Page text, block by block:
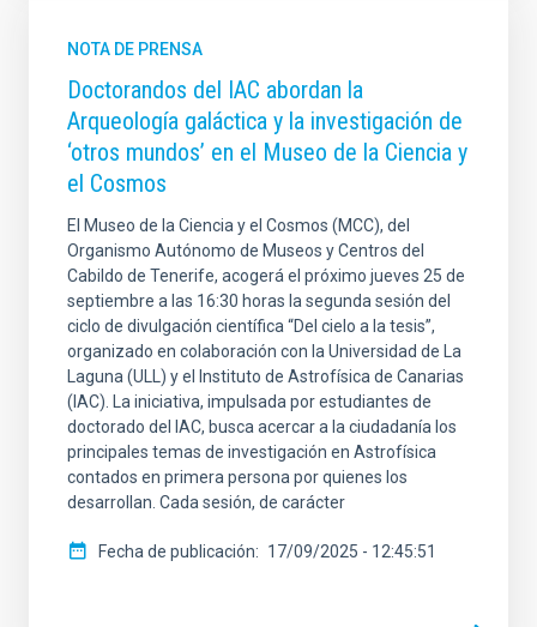
NOTA DE PRENSA
Doctorandos del IAC abordan la
Arqueología galáctica y la investigación de
‘otros mundos’ en el Museo de la Ciencia y
el Cosmos
El Museo de la Ciencia y el Cosmos (MCC), del
Organismo Autónomo de Museos y Centros del
Cabildo de Tenerife, acogerá el próximo jueves 25 de
septiembre a las 16:30 horas la segunda sesión del
ciclo de divulgación científica “Del cielo a la tesis”,
organizado en colaboración con la Universidad de La
Laguna (ULL) y el Instituto de Astrofísica de Canarias
(IAC). La iniciativa, impulsada por estudiantes de
doctorado del IAC, busca acercar a la ciudadanía los
principales temas de investigación en Astrofísica
contados en primera persona por quienes los
desarrollan. Cada sesión, de carácter
Fecha de publicación 17/09/2025 - 12:45:51